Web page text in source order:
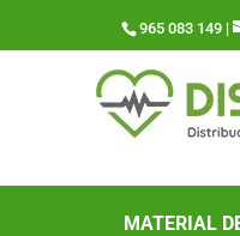
965 083 149 |
MATERIAL